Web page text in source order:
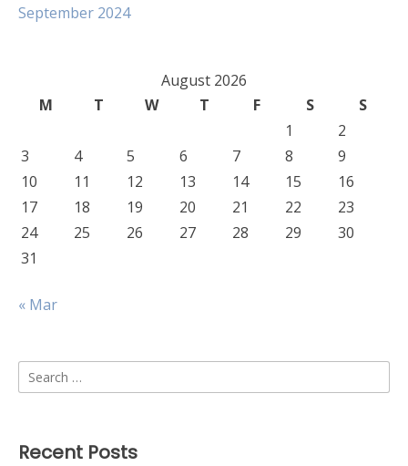
September 2024
August 2026
M
T W T F S
S
1
2
3
4 5 6 7 8
9
10
11 12 13 14 15
16
17
18 19 20 21 22
23
24
25 26 27 28 29
30
31
« Mar
Search
for:
Recent Posts